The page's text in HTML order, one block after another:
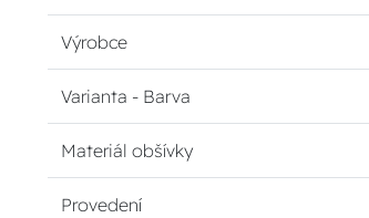
Výrobce
Varianta - Barva
Materiál obšívky
Provedení